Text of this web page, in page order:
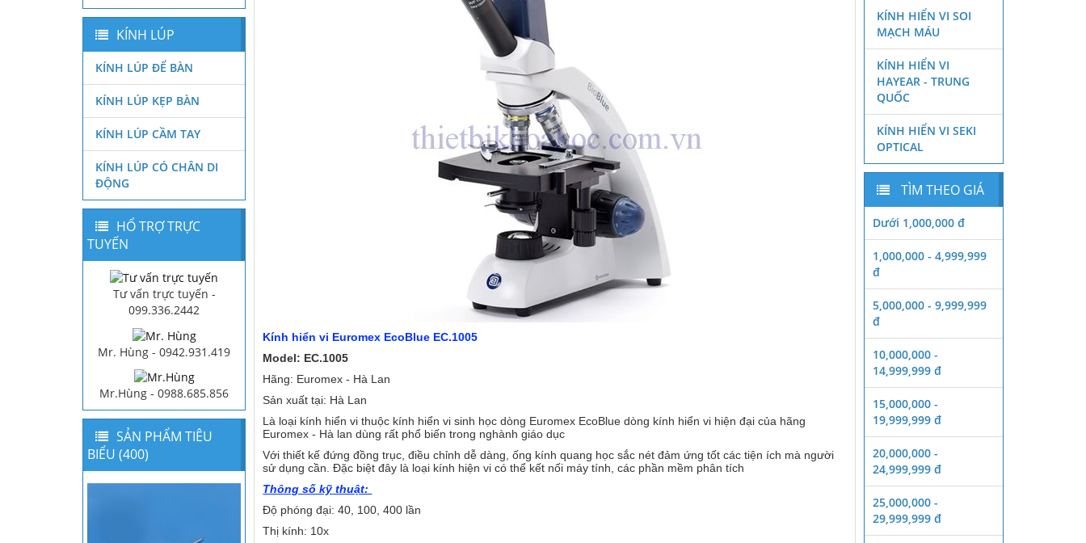
Kính hiển vi Euromex EcoBlue EC.1005
Model: EC.1005
Hãng: Euromex - Hà Lan
Sản xuất tại: Hà Lan
Là loại kính hiển vi thuộc kính hiển vi sinh học dòng Euromex EcoBlue dòng kính hiển vi hiện đại của hãng
Euromex - Hà lan dùng rất phổ biến trong nghành giáo dục
Với thiết kế đứng đồng trục, điều chỉnh dễ dàng, ống kính quang học sắc nét đảm ứng tốt các tiện ích mà người
sử dụng cần. Đặc biệt đây là loại kính hiện vi có thể kết nối máy tính, các phần mềm phân tích
Thông số kỹ thuật:
Độ phóng đại: 40, 100, 400 lần
Thị kính: 10x
KÍNH LÚP
KÍNH LÚP ĐỂ BÀN
KÍNH LÚP KẸP BÀN
KÍNH LÚP CẦM TAY
KÍNH LÚP CÓ CHÂN DI
ĐỘNG
HỔ TRỢ TRỰC
TUYẾN
Tư vấn trực tuyến -
099.336.2442
Mr. Hùng - 0942.931.419
Mr.Hùng - 0988.685.856
SẢN PHẨM TIÊU
BIỂU (400)
KÍNH HIỂN VI SOI
MẠCH MÁU
KÍNH HIỂN VI
HAYEAR - TRUNG
QUỐC
KÍNH HIỂN VI SEKI
OPTICAL
TÌM THEO GIÁ
Dưới 1,000,000 đ
1,000,000 - 4,999,999
đ
5,000,000 - 9,999,999
đ
10,000,000 -
14,999,999 đ
15,000,000 -
19,999,999 đ
20,000,000 -
24,999,999 đ
25,000,000 -
29,999,999 đ